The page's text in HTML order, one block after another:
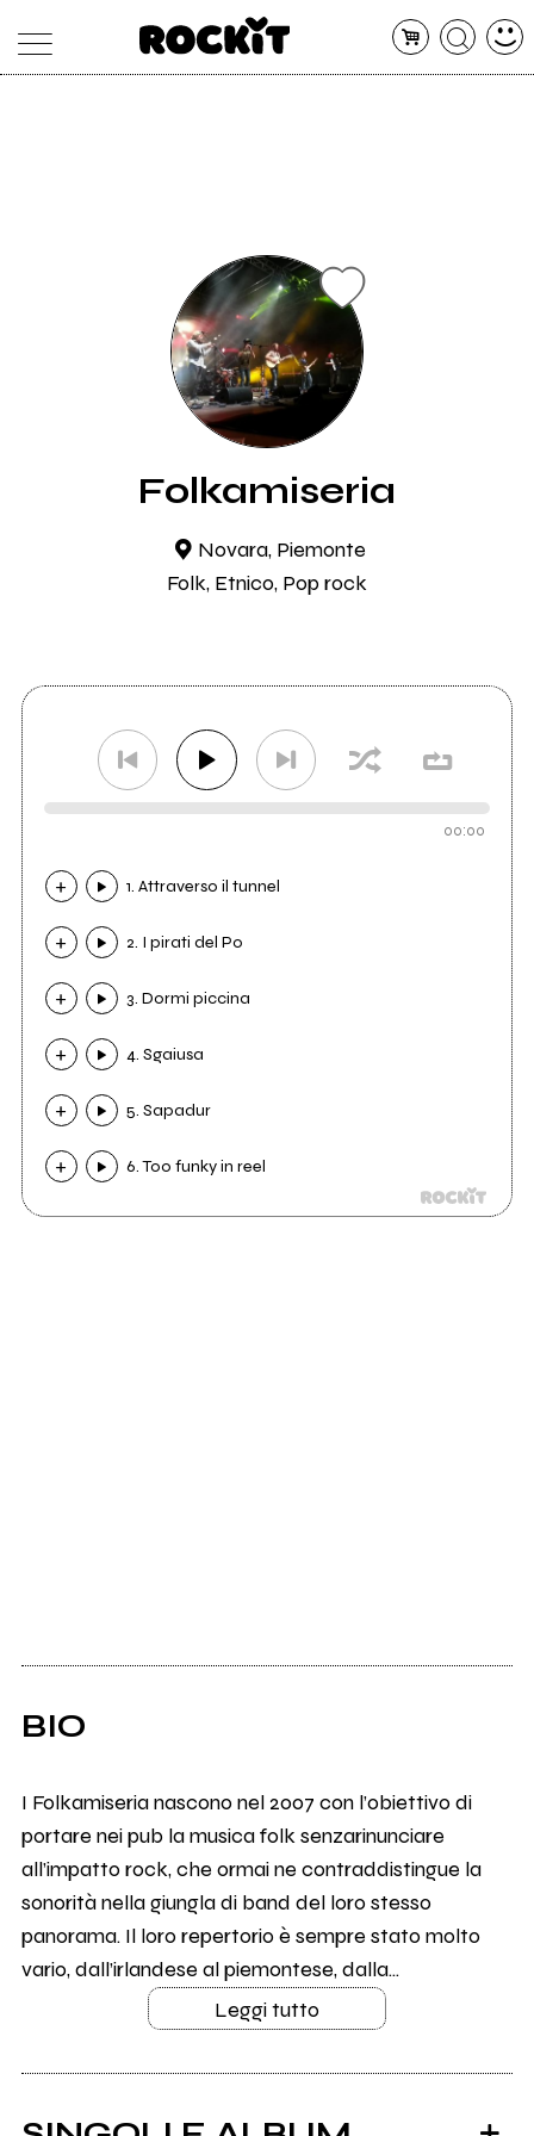
Folkamiseria
Novara, Piemonte
Folk, Etnico, Pop rock
00:00
1. Attraverso il tunnel
2. I pirati del Po
3. Dormi piccina
4. Sgaiusa
5. Sapadur
6. Too funky in reel
BIO
I Folkamiseria nascono nel 2007 con l’obiettivo di
portare nei pub la musica folk senzarinunciare
all’impatto rock, che ormai ne contraddistingue la
sonorità nella giungla di band del loro stesso
panorama. Il loro repertorio è sempre stato molto
vario, dall’irlandese al piemontese, dalla...
Leggi tutto